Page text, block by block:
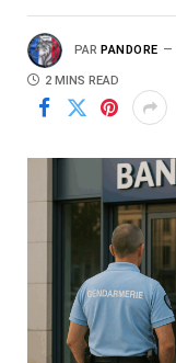
PAR PANDORE
2 MINS READ